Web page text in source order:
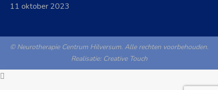
11 oktober 2023
© Neurotherapie Centrum Hilversum. Alle rechten voorbehouden.
Realisatie: Creative Touch